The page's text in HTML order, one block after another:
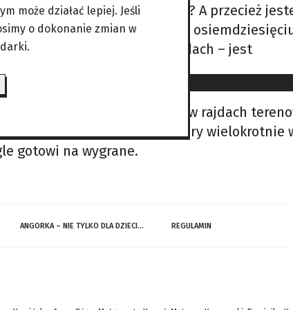
cię przez pryzmat tej liczby? A przecież
bo jeszcze potrafię liczyć do
które – co naturalne w rajdach – jest
Polski Baja Drawsko w rajdach
przez zespół, który wielokrotnie
gotowi na wygrane.
ANGORKA – NIE TYLKO DLA DZIECI… REGULAMIN
może działać lepiej. Jeśli
o dokonanie zmian w